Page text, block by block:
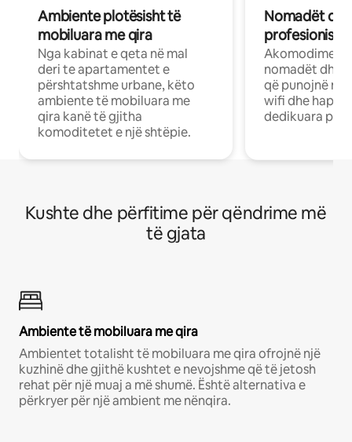
Ambiente plotësisht të
mobiluara me qira
Nga kabinat e qeta në mal
deri te apartamentet e
përshtatshme urbane, këto
ambiente të mobiluara me
qira kanë të gjitha
komoditetet e një shtëpie.
Nomadët
Akomodime
nomadët dhe
që punojnë në
wifi dhe
dedikuara
Kushte dhe përfitime për qëndrime më
të gjata
Ambiente të mobiluara me qira
Ambientet totalisht të mobiluara me qira ofrojnë një
kuzhinë dhe gjithë kushtet e nevojshme që të jetosh
rehat për një muaj a më shumë. Është alternativa e
përkryer për një ambient me nënqira.